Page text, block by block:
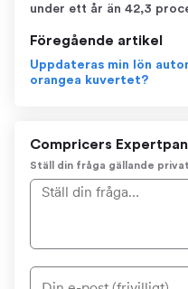
under ett år än 42,3
Inom tjänstepensionerna
intjänandeålder, och den
Föregående artikel
Uppdateras min lön
orangea kuvertet?
Compricers
Ställ din fråga gällande